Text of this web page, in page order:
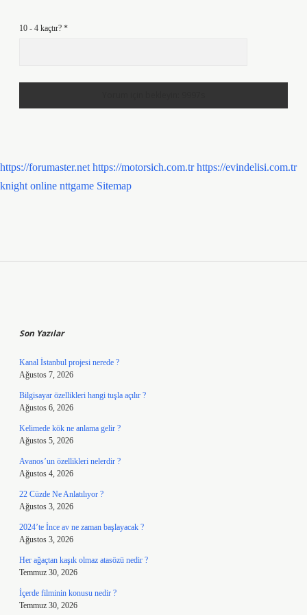
10 - 4 kaçtır? *
https://forumaster.net https://motorsich.com.tr https://evindelisi.com.tr
knight online nttgame Sitemap
Son Yazılar
Kanal İstanbul projesi nerede ?
Ağustos 7, 2026
Bilgisayar özellikleri hangi tuşla açılır ?
Ağustos 6, 2026
Kelimede kök ne anlama gelir ?
Ağustos 5, 2026
Avanos’un özellikleri nelerdir ?
Ağustos 4, 2026
22 Cüzde Ne Anlatılıyor ?
Ağustos 3, 2026
2024’te İnce av ne zaman başlayacak ?
Ağustos 3, 2026
Her ağaçtan kaşık olmaz atasözü nedir ?
Temmuz 30, 2026
İçerde filminin konusu nedir ?
Temmuz 30, 2026